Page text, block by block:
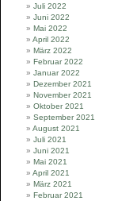
Juli 2022
Juni 2022
Mai 2022
April 2022
März 2022
Februar 2022
Januar 2022
Dezember 2021
November 2021
Oktober 2021
September 2021
August 2021
Juli 2021
Juni 2021
Mai 2021
April 2021
März 2021
Februar 2021